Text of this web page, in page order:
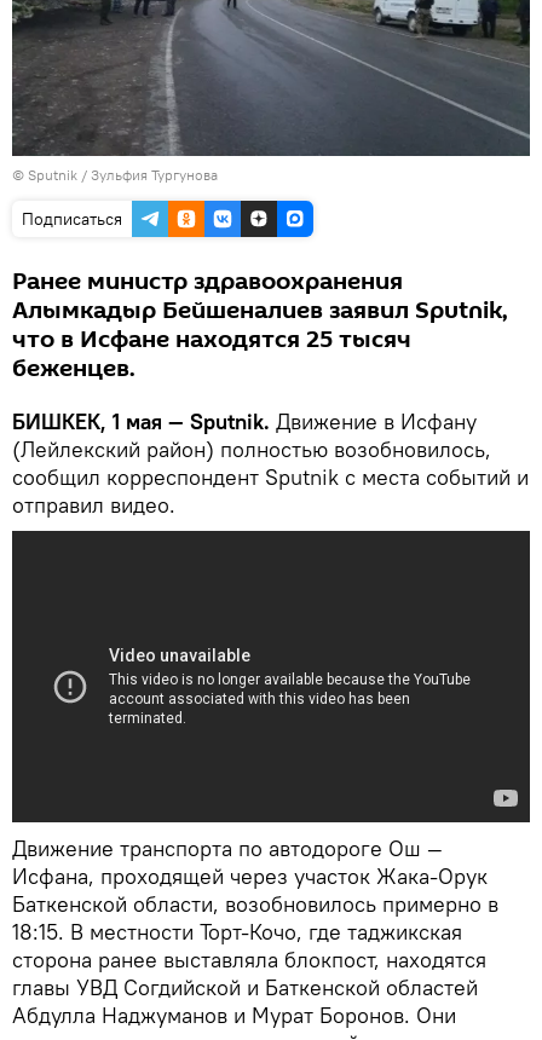
© Sputnik / Зульфия Тургунова
Подписаться
Ранее министр здравоохранения
Алымкадыр Бейшеналиев заявил Sputnik,
что в Исфане находятся 25 тысяч
беженцев.
БИШКЕК, 1 мая — Sputnik. Движение в Исфану
(Лейлекский район) полностью возобновилось,
сообщил корреспондент Sputnik с места событий и
отправил видео.
Движение транспорта по автодороге Ош —
Исфана, проходящей через участок Жака-Орук
Баткенской области, возобновилось примерно в
18:15. В местности Торт-Кочо, где таджикская
сторона ранее выставляла блокпост, находятся
главы УВД Согдийской и Баткенской областей
Абдулла Наджуманов и Мурат Боронов. Они